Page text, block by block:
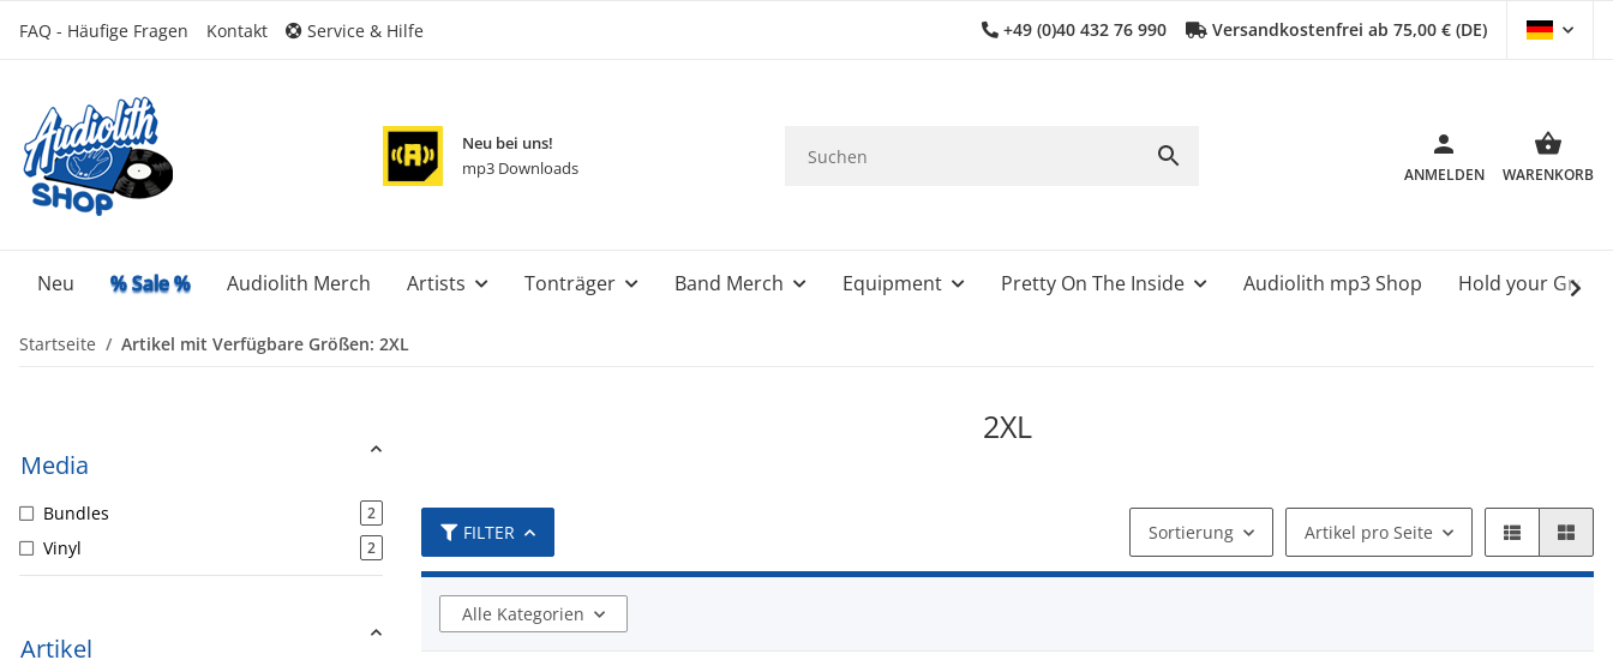
FAQ - Häufige Fragen Kontakt Service & Hilfe +49 (0)40 432 76 990 Versandkostenfrei ab 75,00 € (DE)
Neu bei uns!
mp3 Downloads
ANMELDEN WARENKORB
Neu % Sale % Audiolith Merch Artists Tonträger Band Merch Equipment Pretty On The Inside Audiolith mp3 Shop Hold your
Startseite Artikel mit Verfügbare Größen: 2XL
2XL
FILTER Sortierung Artikel pro Seite
Alle Kategorien
Media
Bundles 2
Vinyl 2
Artikel